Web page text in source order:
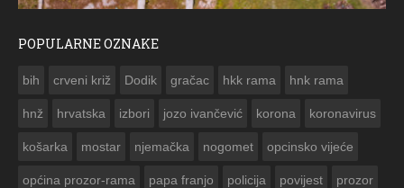
POPULARNE OZNAKE
bih crveni križ Dodik gračac hkk rama hnk rama
hnž hrvatska izbori jozo ivančević korona koronavirus
košarka mostar njemačka nogomet opcinsko vijeće
općina prozor-rama papa franjo policija povijest prozor